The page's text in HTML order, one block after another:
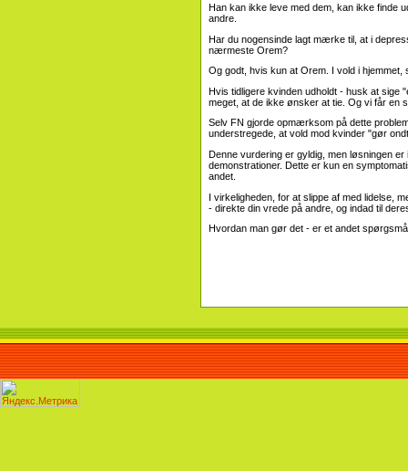
Han kan ikke leve med dem, kan ikke finde
andre.
Har du nogensinde lagt mærke til, at i
nærmeste Orem?
Og godt, hvis kun at Orem. I vold i
Hvis tidligere kvinden udholdt - husk at sige
meget, at de ikke ønsker at tie. Og vi får en
Selv FN gjorde opmærksom på dette
understregede, at vold mod kvinder "gør
Denne vurdering er gyldig, men løsningen
demonstrationer. Dette er kun en
andet.
I virkeligheden, for at slippe af med lidelse,
- direkte din vrede på andre, og indad til
Hvordan man gør det - er et andet